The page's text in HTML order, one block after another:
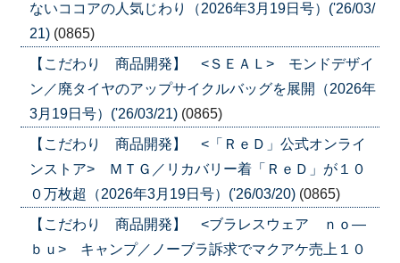
ないココアの人気じわり（2026年3月19日号）('26/03/
21) (0865)
【こだわり 商品開発】 <ＳＥＡＬ> モンドデザイ
ン／廃タイヤのアップサイクルバッグを展開（2026年
3月19日号）('26/03/21) (0865)
【こだわり 商品開発】 <「ＲｅＤ」公式オンライ
ンストア> ＭＴＧ／リカバリー着「ＲｅＤ」が１０
０万枚超（2026年3月19日号）('26/03/20) (0865)
【こだわり 商品開発】 <ブラレスウェア ｎｏ―
ｂｕ> キャンプ／ノーブラ訴求でマクアケ売上１０